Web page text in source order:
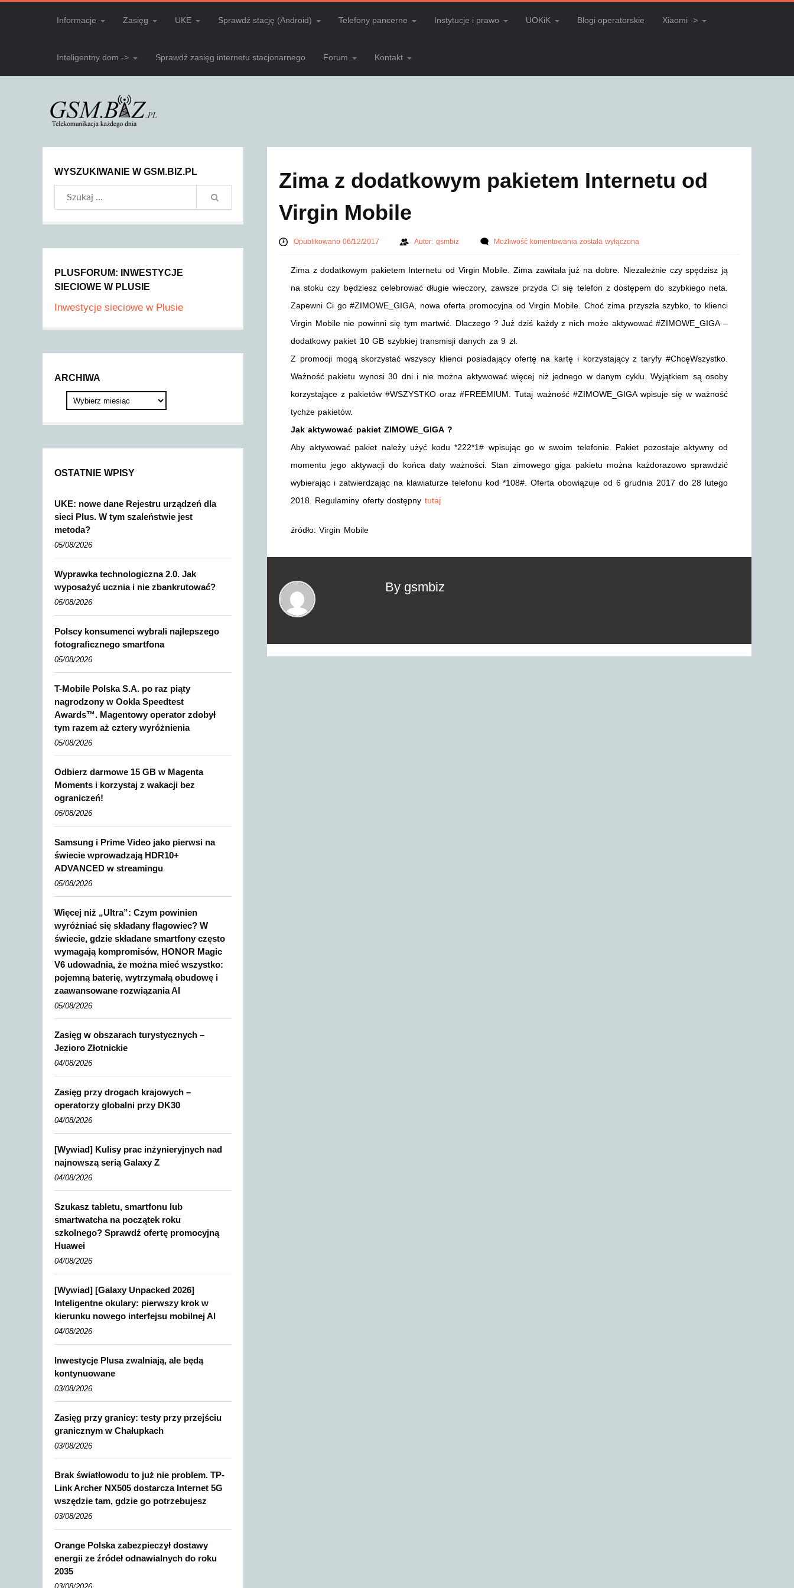
Informacje Zasięg UKE Sprawdź stację (Android) Telefony pancerne Instytucje i prawo UOKiK Blogi operatorskie Xiaomi ->
Inteligentny dom -> Sprawdź zasięg internetu stacjonarnego Forum Kontakt
Zima z dodatkowym pakietem Internetu od
Virgin Mobile
Opublikowano 06/12/2017 Autor: gsmbiz Możliwość komentowaniazostała wyłączona
Zima z dodatkowym pakietem Internetu od Virgin Mobile. Zima zawitała już na dobre. Niezależnie czy spędzisz ją
na stoku czy będziesz celebrować długie wieczory, zawsze przyda Ci się telefon z dostępem do szybkiego neta.
Zapewni Ci go #ZIMOWE_GIGA, nowa oferta promocyjna od Virgin Mobile. Choć zima przyszła szybko, to klienci
Virgin Mobile nie powinni się tym martwić. Dlaczego ? Już dziś każdy z nich może aktywować #ZIMOWE_GIGA –
dodatkowy pakiet 10 GB szybkiej transmisji danych za 9 zł.
Z promocji mogą skorzystać wszyscy klienci posiadający ofertę na kartę i korzystający z taryfy #ChcęWszystko.
Ważność pakietu wynosi 30 dni i nie można aktywować więcej niż jednego w danym cyklu. Wyjątkiem są osoby
korzystające z pakietów #WSZYSTKO oraz #FREEMIUM. Tutaj ważność #ZIMOWE_GIGA wpisuje się w ważność
tychże pakietów.
Jak aktywować pakiet ZIMOWE_GIGA ?
Aby aktywować pakiet należy użyć kodu *222*1# wpisując go w swoim telefonie. Pakiet pozostaje aktywny od
momentu jego aktywacji do końca daty ważności. Stan zimowego giga pakietu można każdorazowo sprawdzić
wybierając i zatwierdzając na klawiaturze telefonu kod *108#. Oferta obowiązuje od 6 grudnia 2017 do 28 lutego
2018. Regulaminy oferty dostępny tutaj
źródło: Virgin Mobile
By gsmbiz
WYSZUKIWANIE W GSM.BIZ.PL
PLUSFORUM: INWESTYCJE
SIECIOWE W PLUSIE
Inwestycje sieciowe w Plusie
ARCHIWA
OSTATNIE WPISY
UKE: nowe dane Rejestru urządzeń dla
sieci Plus. W tym szaleństwie jest
metoda?
05/08/2026
Wyprawka technologiczna 2.0. Jak
wyposażyć ucznia i nie zbankrutować?
05/08/2026
Polscy konsumenci wybrali najlepszego
fotograficznego smartfona
05/08/2026
T-Mobile Polska S.A. po raz piąty
nagrodzony w Ookla Speedtest
Awards™. Magentowy operator zdobył
tym razem aż cztery wyróżnienia
05/08/2026
Odbierz darmowe 15 GB w Magenta
Moments i korzystaj z wakacji bez
ograniczeń!
05/08/2026
Samsung i Prime Video jako pierwsi na
świecie wprowadzają HDR10+
ADVANCED w streamingu
05/08/2026
Więcej niż „Ultra”: Czym powinien
wyróżniać się składany flagowiec? W
świecie, gdzie składane smartfony często
wymagają kompromisów, HONOR Magic
V6 udowadnia, że można mieć wszystko:
pojemną baterię, wytrzymałą obudowę i
zaawansowane rozwiązania AI
05/08/2026
Zasięg w obszarach turystycznych –
Jezioro Złotnickie
04/08/2026
Zasięg przy drogach krajowych –
operatorzy globalni przy DK30
04/08/2026
[Wywiad] Kulisy prac inżynieryjnych nad
najnowszą serią Galaxy Z
04/08/2026
Szukasz tabletu, smartfonu lub
smartwatcha na początek roku
szkolnego? Sprawdź ofertę promocyjną
Huawei
04/08/2026
[Wywiad] [Galaxy Unpacked 2026]
Inteligentne okulary: pierwszy krok w
kierunku nowego interfejsu mobilnej AI
04/08/2026
Inwestycje Plusa zwalniają, ale będą
kontynuowane
03/08/2026
Zasięg przy granicy: testy przy przejściu
granicznym w Chałupkach
03/08/2026
Brak światłowodu to już nie problem. TP-
Link Archer NX505 dostarcza Internet 5G
wszędzie tam, gdzie go potrzebujesz
03/08/2026
Orange Polska zabezpieczył dostawy
energii ze źródeł odnawialnych do roku
2035